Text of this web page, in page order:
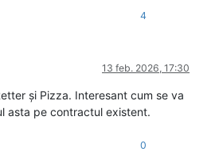
4
13 feb. 2026, 17:30
și Pizza. Interesant cum se va
asta pe contractul existent.
0